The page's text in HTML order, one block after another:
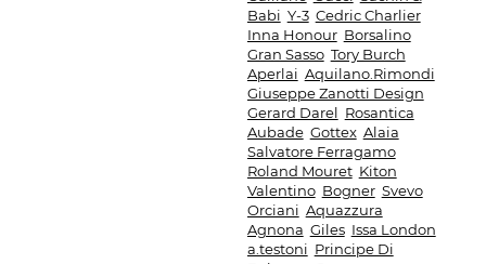
Babi Y-3 Cedric Charlier
Inna Honour Borsalino
Gran Sasso Tory Burch
Aperlai Aquilano.Rimondi
Giuseppe Zanotti Design
Gerard Darel Rosantica
Aubade Gottex Alaia
Salvatore Ferragamo
Roland Mouret Kiton
Valentino Bogner Svevo
Orciani Aquazzura
Agnona Giles Issa London
a.testoni Principe Di